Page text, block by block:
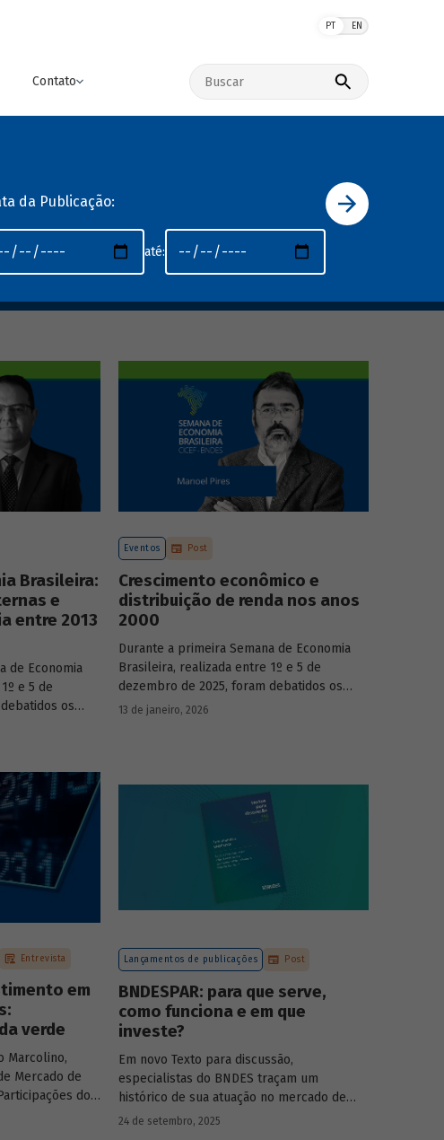
PT EN
Contato
Buscar no site
da Publicação:
até:
Brasileira:
e
entre 2013
de Economia
e 5 de
os
a economia
Eventos Post
Crescimento econômico e
distribuição de renda nos anos
2000
Durante a primeira Semana de Economia
Brasileira, realizada entre 1º e 5 de
dezembro de 2025, foram debatidos os
principais temas que marcaram a economia
13 de janeiro, 2026
Entrevista
em
verde
Marcolino,
Mercado de
do
duas das
Lançamentos de publicações Post
BNDESPAR: para que serve,
como funciona e em que
investe?
Em novo Texto para discussão,
especialistas do BNDES traçam um
histórico de sua atuação no mercado de
capitais, apontando a importância dessa
24 de setembro, 2025